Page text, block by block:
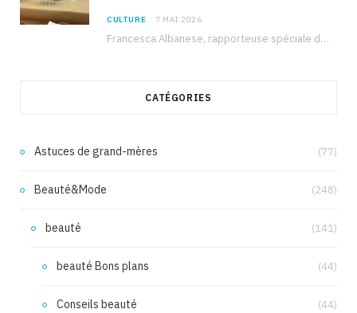
CULTURE 7 MAI 2026
Francesca Albanese, rapporteuse spéciale de l’ONU sur les territoires palestiniens occupés, était à Tunis pour…
CATÉGORIES
Astuces de grand-mères (77)
Beauté&Mode (248)
beauté (141)
beauté Bons plans (44)
Conseils beauté (44)